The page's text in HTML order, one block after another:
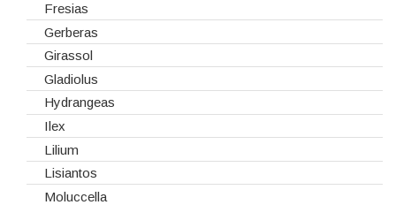
Fresias
Gerberas
Girassol
Gladiolus
Hydrangeas
Ilex
Lilium
Lisiantos
Moluccella